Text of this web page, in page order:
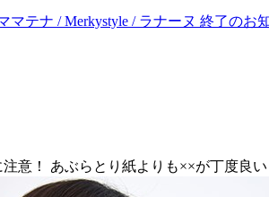
マテナ / Merkystyle / ラナーヌ 終了のお
意！ あぶらとり紙よりも××が丁度良い